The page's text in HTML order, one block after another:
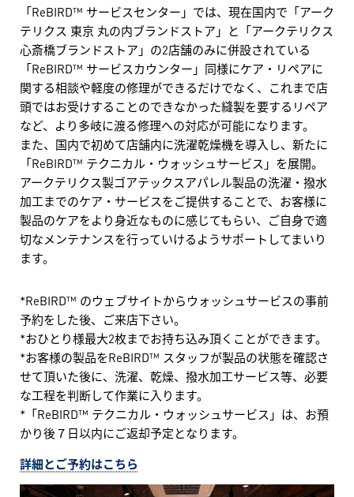
「ReBIRD™ サービスセンター」では、現在国内で「アーク
テリクス 東京 丸の内ブランドストア」と「アークテリクス
心斎橋ブランドストア」の2店舗のみに併設されている
「ReBIRD™ サービスカウンター」同様にケア・リペアに
関する相談や軽度の修理ができるだけでなく、これまで店
頭ではお受けすることのできなかった縫製を要するリペア
など、より多岐に渡る修理への対応が可能になります。
また、国内で初めて店舗内に洗濯乾燥機を導入し、新たに
「ReBIRD™ テクニカル・ウォッシュサービス」を展開。
アークテリクス製ゴアテックスアパレル製品の洗濯・撥水
加工までのケア・サービスをご提供することで、お客様に
製品のケアをより身近なものに感じてもらい、ご自身で適
切なメンテナンスを行っていけるようサポートしてまいり
ます。
*ReBIRD™ のウェブサイトからウォッシュサービスの事前
予約をした後、ご来店下さい。
*おひとり様最大2枚までお持ち込み頂くことができます。
*お客様の製品をReBIRD™ スタッフが製品の状態を確認さ
せて頂いた後に、洗濯、乾燥、撥水加工サービス等、必要
な工程を判断して作業に入ります。
*「ReBIRD™ テクニカル・ウォッシュサービス」は、お預
かり後７日以内にご返却予定となります。
詳細とご予約はこちら